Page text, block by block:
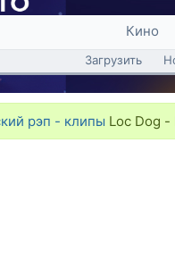
Кино
Загрузить
рэп - клипы Loc Dog -